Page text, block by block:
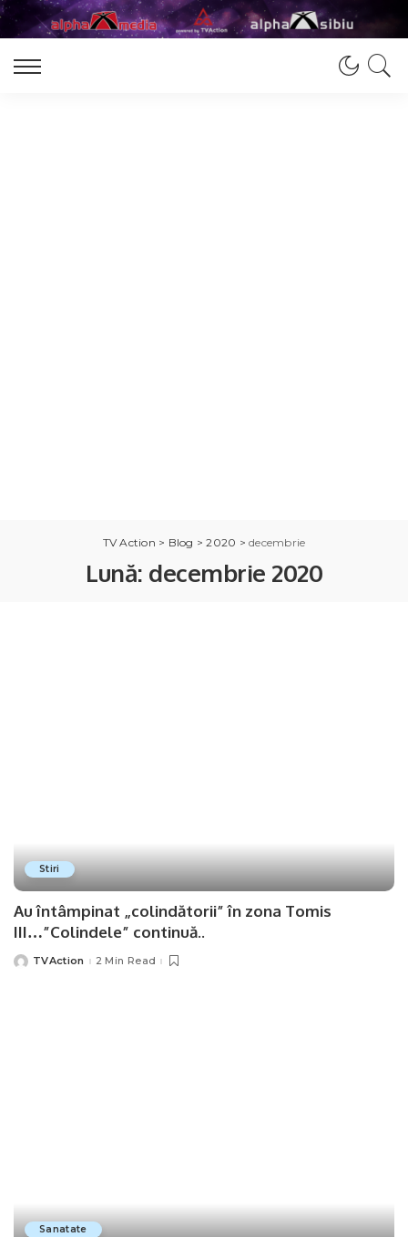
TV Action > Blog >2020 >decembrie
Lună: decembrie 2020
Stiri
Au întâmpinat „colindătorii” în zona Tomis
III…”Colindele” continuă..
PostedTVAction 2 Min Read
Sanatate